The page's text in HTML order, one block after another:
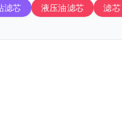
滤芯 液压油滤芯 滤芯